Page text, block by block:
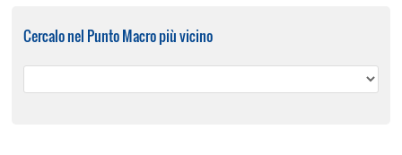
Cercalo nel Punto Macro più vicino